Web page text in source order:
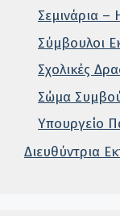
Σεμινάρια –
Σύμβουλοι
Σχολικές
Σώμα
Υπουργείο
Διευθύντρια